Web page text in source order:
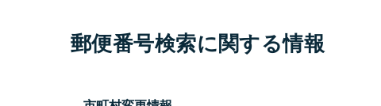
郵便番号検索に関する情報